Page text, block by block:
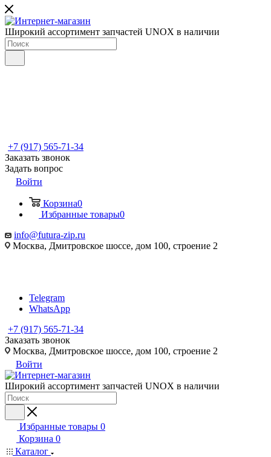
Широкий ассортимент запчастей UNOX в наличии
+7 (917) 565-71-34
Заказать звонок
Задать вопрос
Войти
Корзина0
Избранные товары0
info@futura-zip.ru
Москва, Дмитровское шоссе, дом 100, строение 2
Telegram
WhatsApp
+7 (917) 565-71-34
Заказать звонок
Москва, Дмитровское шоссе, дом 100, строение 2
Войти
Широкий ассортимент запчастей UNOX в наличии
Избранные товары 0
Корзина 0
Каталог